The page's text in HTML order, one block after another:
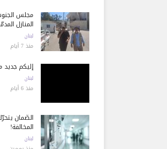
مجلس
المنازل
لبنان
منذ 7 أيام
إليكم جديد
لبنان
منذ 6 أيام
الضّمان
المخالفة!
لبنان